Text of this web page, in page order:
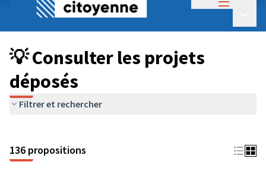
Budget Participatif JEUNESSE 2024
💡 Consulter les projets déposés
💡 Consulter les projets
déposés
Filtrer et rechercher
136 propositions